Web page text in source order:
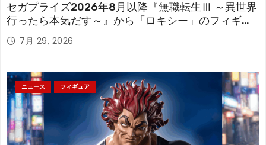
セガプライズ2026年8月以降『無職転生Ⅲ ～異世界
行ったら本気だす～』から「ロキシー」のフィギュ
アが登場！
7月 29, 2026
ニュース フィギュア